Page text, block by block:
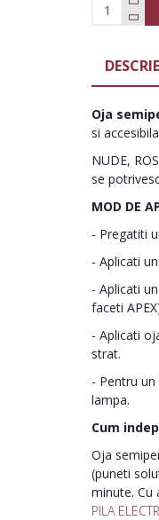
Oja
si
NUDE,
se
MOD DE
- Pregatiti
- Aplicati
- Aplicati
faceti
- Aplicati
strat.
- Pentru
lampa.
Cum
Oja
(puneti
minute. Cu
PILA